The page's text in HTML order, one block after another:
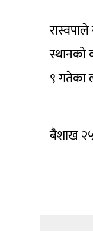
स्थानको
९ गतेका
बैशाख